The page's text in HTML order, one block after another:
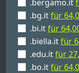
.bergamo.it
.bg.itfür
.bi.itfür
.biella.itfür
.edu.itfür
.bo.itfür